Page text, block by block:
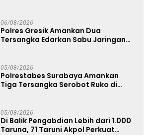
06/08/2026
Polres Gresik Amankan Dua
Tersangka Edarkan Sabu Jaringan
05/08/2026
Polrestabes Surabaya Amankan
Tiga Tersangka Serobot Ruko di
05/08/2026
Di Balik Pengabdian Lebih dari 1.000
Taruna, 71 Taruni Akpol Perkuat